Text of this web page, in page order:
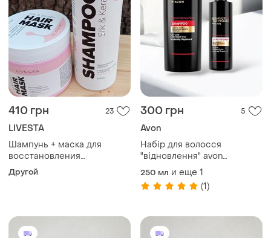
410 грн 23
LIVESTA
Шампунь + маска для
восстановления
поврежденных волос livesta
✅🛍️
Другой
300 грн 5
Avon
Набір для волосся
"відновлення" avon
reconstruction шампунь та
кондиціонер
250 мл и еще 1
(1)